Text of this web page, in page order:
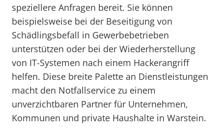
speziellere Anfragen bereit. Sie können
beispielsweise bei der Beseitigung von
Schädlingsbefall in Gewerbebetrieben
unterstützen oder bei der Wiederherstellung
von IT-Systemen nach einem Hackerangriff
helfen. Diese breite Palette an Dienstleistungen
macht den Notfallservice zu einem
unverzichtbaren Partner für Unternehmen,
Kommunen und private Haushalte in Warstein.